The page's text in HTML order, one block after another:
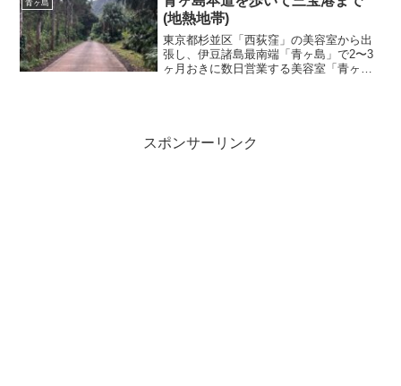
青ヶ島
(地熱地帯)
東京都杉並区「西荻窪」の美容室から出
張し、伊豆諸島最南端「青ヶ島」で2〜3
ヶ月おきに数日営業する美容室「青ヶ島
スポンサーリンク